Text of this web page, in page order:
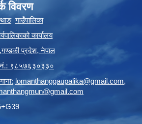
विवरण
गाउँपालिका
कार्यालय
,गण्डकी प्रदेश,नेपाल
नं.: ९८५७६३०३३०
lomanthanggaupalika@gmail.com,